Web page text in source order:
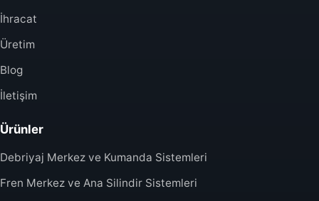
İhracat
Üretim
Blog
İletişim
Ürünler
Debriyaj Merkez ve Kumanda Sistemleri
Fren Merkez ve Ana Silindir Sistemleri